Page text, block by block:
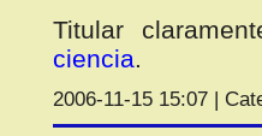
Titular
ciencia.
2006-11-15 15:07 |